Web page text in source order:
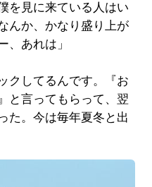
を見に来ている人はい
んか、かなり盛り上が
、あれは」
クしてるんです。『お
と言ってもらって、翌
た。今は毎年夏冬と出